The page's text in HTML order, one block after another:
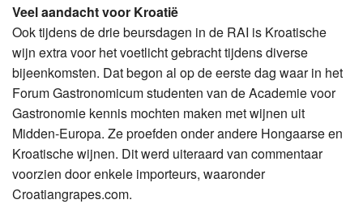
Veel aandacht voor Kroatië
Ook tijdens de drie beursdagen in de RAI is Kroatische
wijn extra voor het voetlicht gebracht tijdens diverse
bijeenkomsten. Dat begon al op de eerste dag waar in het
Forum Gastronomicum studenten van de Academie voor
Gastronomie kennis mochten maken met wijnen uit
Midden-Europa. Ze proefden onder andere Hongaarse en
Kroatische wijnen. Dit werd uiteraard van commentaar
voorzien door enkele importeurs, waaronder
Croatiangrapes.com.